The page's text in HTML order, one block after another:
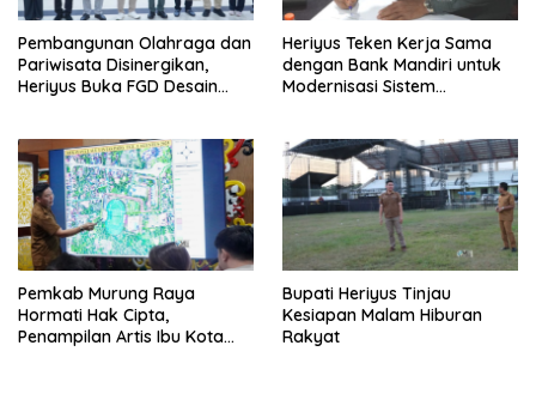
Pembangunan Olahraga dan
Pariwisata Disinergikan,
Heriyus Buka FGD Desain
Heriyus Teken Kerja Sama
dengan Bank Mandiri untuk
Modernisasi Sistem
Pemkab Murung Raya
Hormati Hak Cipta,
Penampilan Artis Ibu Kota
Bupati Heriyus Tinjau
Kesiapan Malam Hiburan
Rakyat